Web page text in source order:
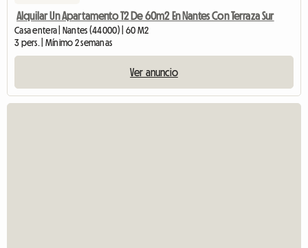
Alquilar Un Apartamento T2 De 60m2 En Nantes Con Terraza Sur
Casa entera | Nantes (44000) | 60 M2
3 pers. | Mínimo 2 semanas
Ver anuncio